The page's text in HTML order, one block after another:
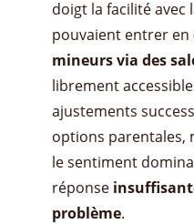
doigt la facilité avec
pouvaient entrer en
mineurs via des
librement
ajustements
options parentales,
le sentiment
réponse
problème.